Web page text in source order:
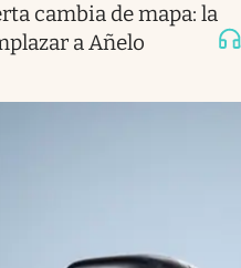
cambia de mapa: la
a Añelo